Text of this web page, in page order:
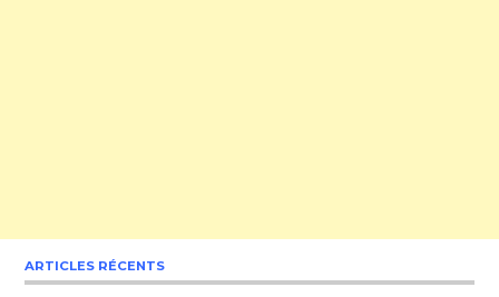
ARTICLES RÉCENTS